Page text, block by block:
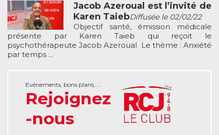
Jacob Azeroual est l’invité de
Karen TaiebDiffusée le 02/02/22
Objectif santé, émission médicale
présente par Karen Taieb qui reçoit le
psychothérapeute Jacob Azeroual Le thème : Anxiété
par temps ...
Evénements, bons plans, ...
Rejoignez
-nous